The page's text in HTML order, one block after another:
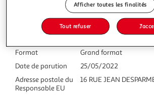
Format
Grand format
Date de parution
25/05/2022
Adresse postale du
Responsable EU
16 RUE JEAN
Afficher toutes les finalités
Tout refuser